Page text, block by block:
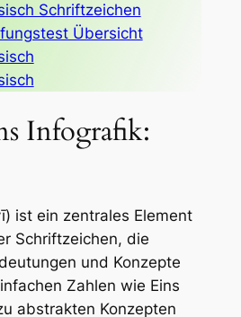
Schriftzeichen
Übersicht
Infografik:
ist ein zentrales Element
Schriftzeichen, die
und Konzepte
Zahlen wie Eins
abstrakten Konzepten